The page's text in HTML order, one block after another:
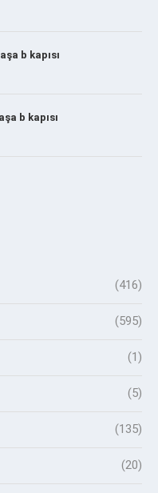
b kapısı
b kapısı
(416)
(595)
(1)
(5)
(135)
(20)